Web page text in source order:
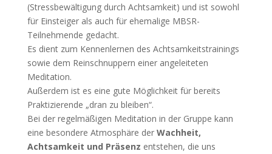
(Stressbewältigung durch Achtsamkeit) und ist sowohl
für Einsteiger als auch für ehemalige MBSR-
Teilnehmende gedacht.
Es dient zum Kennenlernen des Achtsamkeitstrainings
sowie dem Reinschnuppern einer angeleiteten
Meditation.
Außerdem ist es eine gute Möglichkeit für bereits
Praktizierende „dran zu bleiben“.
Bei der regelmäßigen Meditation in der Gruppe kann
eine besondere Atmosphäre der Wachheit,
Achtsamkeit und Präsenz entstehen, die uns